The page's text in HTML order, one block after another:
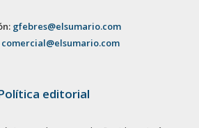
gfebres@elsumario.com
comercial@elsumario.com
editorial